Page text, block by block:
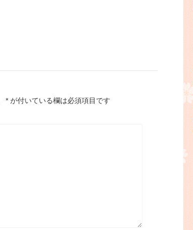
* が付いている欄は必須項目です